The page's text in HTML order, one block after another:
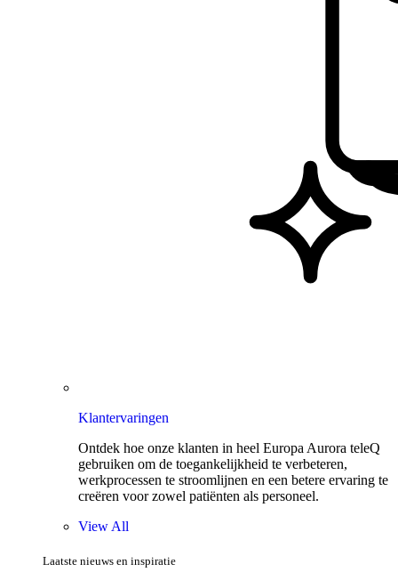
Klantervaringen
Ontdek hoe onze klanten in heel Europa Aurora teleQ
gebruiken om de toegankelijkheid te verbeteren,
werkprocessen te stroomlijnen en een betere ervaring te
creëren voor zowel patiënten als personeel.
View All
Laatste nieuws en inspiratie